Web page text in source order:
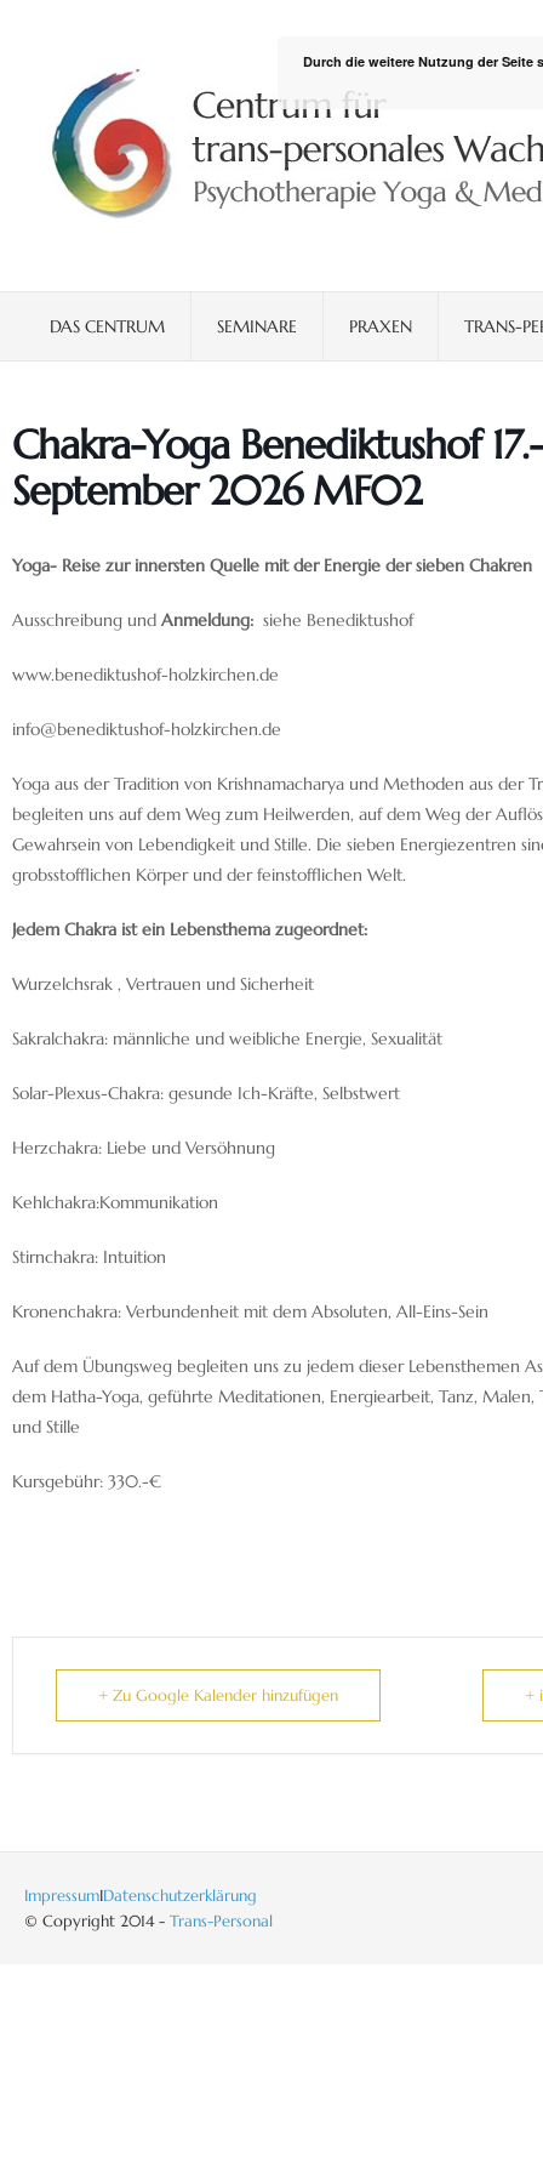
DAS CENTRUM SEMINARE PRAXEN TRANS-
Chakra-Yoga Benediktushof
September 2026 MF02
Yoga- Reise zur innersten Quelle mit der Energie der sieben Chakren
Ausschreibung und Anmeldung: siehe Benediktushof
www.benediktushof-holzkirchen.de
info@benediktushof-holzkirchen.de
Yoga aus der Tradition von Krishnamacharya und Methoden aus der
begleiten uns auf dem Weg zum Heilwerden, auf dem Weg der
Gewahrsein von Lebendigkeit und Stille. Die sieben Energiezentren
grobsstofflichen Körper und der feinstofflichen Welt.
Jedem Chakra ist ein Lebensthema zugeordnet:
Wurzelchsrak , Vertrauen und Sicherheit
Sakralchakra: männliche und weibliche Energie, Sexualität
Solar-Plexus-Chakra: gesunde Ich-Kräfte, Selbstwert
Herzchakra: Liebe und Versöhnung
Kehlchakra:Kommunikation
Stirnchakra: Intuition
Kronenchakra: Verbundenheit mit dem Absoluten, All-Eins-Sein
Auf dem Übungsweg begleiten uns zu jedem dieser Lebensthemen
dem Hatha-Yoga, geführte Meditationen, Energiearbeit, Tanz, Malen,
und Stille
Kursgebühr: 330.-€
+ Zu Google Kalender hinzufügen +
ImpressumIDatenschutzerklärung
© Copyright 2014 - Trans-Personal
Durch die weitere Nutzung der